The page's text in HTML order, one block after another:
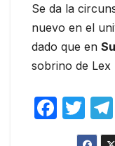
Se da la
nuevo en el
dado que en
sobrino de Lex
F
T
w